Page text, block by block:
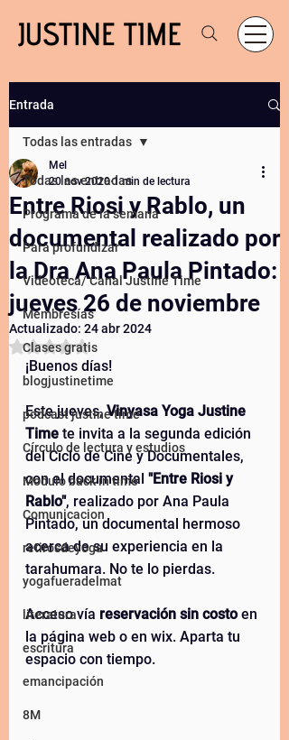
Entrada
Todas las entradas
Programa de la semana
Para profundizar
Videoteca/ Canal Justine Time
Membresías
Clases gratis
blogjustinetime
podcast justine time
Círculo de lectura y estudios
Modulo back in time
Comunicacion
retirosdeyoga
yogafueradelmat
literatura
escritura
emancipación
8M
Todas las entradas
Entre Riosi y Rablo, un
documental realizado por
la Dra Ana Paula Pintado:
jueves 26 de noviembre
Mel
20 nov 2020 1 min de lectura
Actualizado: 24 abr 2024
Obtuvo NaN de 5 estrellas.
¡Buenos días!
Este jueves, Vinyasa Yoga Justine
Time te invita a la segunda edición
del Ciclo de Cine y Documentales,
con el documental "Entre Riosi y
Rablo", realizado por Ana Paula
Pintado, un documental hermoso
acerca de su experiencia en la
tarahumara. No te lo pierdas.
Acceso vía reservación sin costo en
la página web o en wix. Aparta tu
espacio con tiempo.